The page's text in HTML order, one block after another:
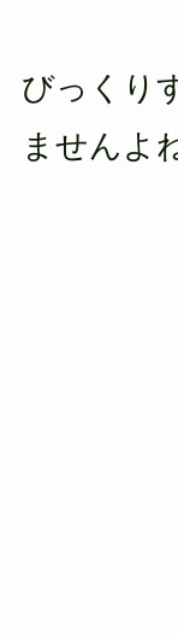
びっくり
ませんよ